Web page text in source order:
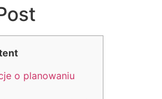
o planowaniu